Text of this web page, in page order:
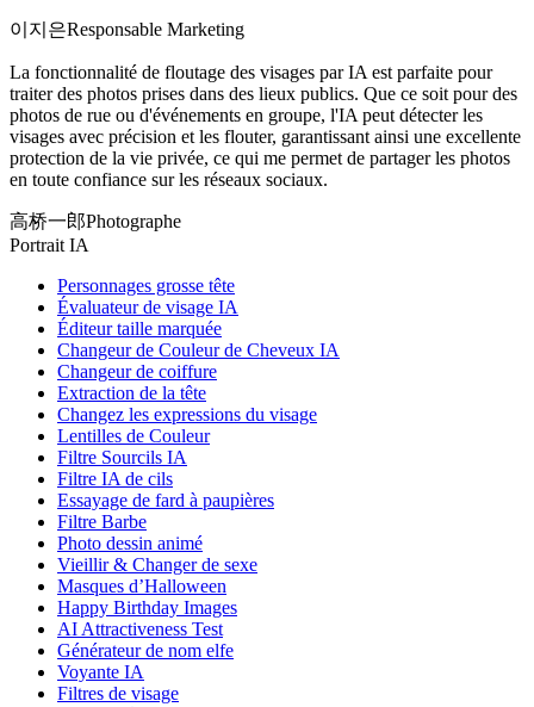
이지은Responsable Marketing
La fonctionnalité de floutage des visages par IA est parfaite pour
traiter des photos prises dans des lieux publics. Que ce soit pour des
photos de rue ou d'événements en groupe, l'IA peut détecter les
visages avec précision et les flouter, garantissant ainsi une excellente
protection de la vie privée, ce qui me permet de partager les photos
en toute confiance sur les réseaux sociaux.
高桥一郎Photographe
Portrait IA
Personnages grosse tête
Évaluateur de visage IA
Éditeur taille marquée
Changeur de Couleur de Cheveux IA
Changeur de coiffure
Extraction de la tête
Changez les expressions du visage
Lentilles de Couleur
Filtre Sourcils IA
Filtre IA de cils
Essayage de fard à paupières
Filtre Barbe
Photo dessin animé
Vieillir & Changer de sexe
Masques d’Halloween
Happy Birthday Images
AI Attractiveness Test
Générateur de nom elfe
Voyante IA
Filtres de visage